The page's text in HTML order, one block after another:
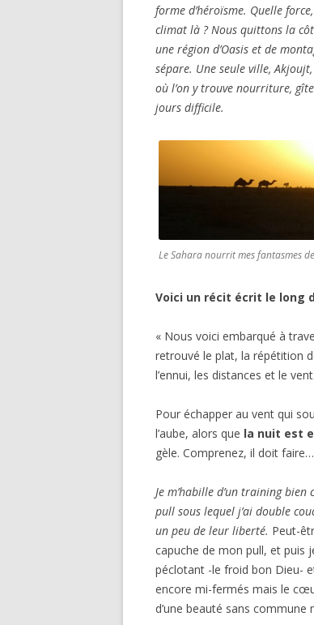
forme d’héroïsme. Quelle
climat là ? Nous quittons la
une région d’Oasis et de
sépare. Une seule ville,
où l’on y trouve nourriture,
jours difficile.
Le Sahara nourrit mes fantasmes
Voici un récit écrit le long
« Nous voici embarqué à
retrouvé le plat, la répétition
l’ennui, les distances et le vent.
Pour échapper au vent qui
l’aube, alors que la nuit est
gèle. Comprenez, il doit
Je m’habille d’un training
pull sous lequel j’ai double
un peu de leur liberté. Peut-
capuche de mon pull, et puis
péclotant -le froid bon Dieu-
encore mi-fermés mais le
d’une beauté sans